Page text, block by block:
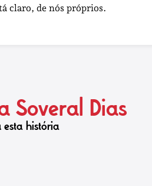
claro, de nós próprios.
Soveral Dias
esta história